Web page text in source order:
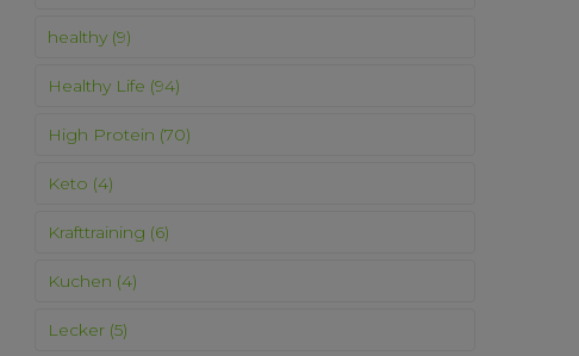
healthy (9)
Healthy Life (94)
High Protein (70)
Keto (4)
Krafttraining (6)
Kuchen (4)
Lecker (5)